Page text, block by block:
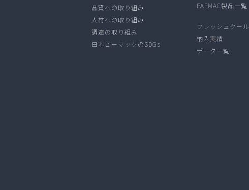
品質への取り組み
人材への取り組み
調達の取り組み
日本ピーマックのSDGs
PAFMAC製品一覧
フレッシュクール
納入実績
データ一覧